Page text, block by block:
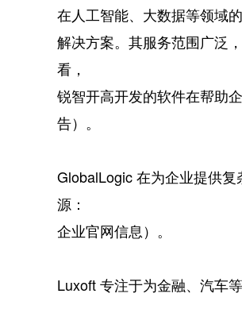
在人工智能、大数据等领域
解决方案。其服务范围广泛
看，
锐智开高开发的软件在帮助
告）。
GlobalLogic 在为企业提供
源：
企业官网信息）。
Luxoft 专注于为金融、汽车